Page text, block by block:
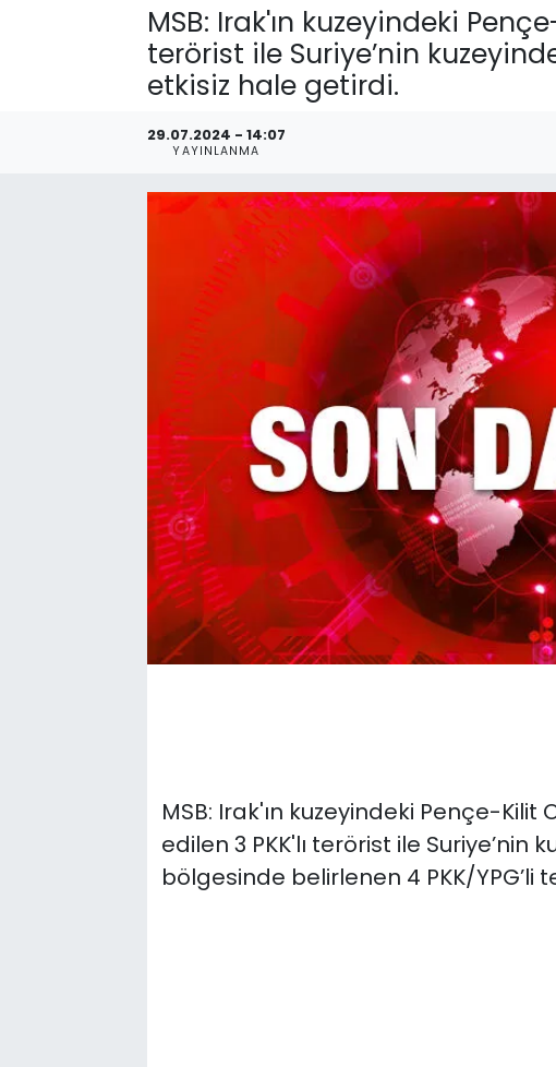
MSB: Irak'ın kuzeyindeki
terörist ile Suriye’nin
etkisiz hale getirdi.
29.07.2024 - 14:07
YAYINLANMA
MSB: Irak'ın kuzeyindeki Pençe-
edilen 3 PKK'lı terörist ile Suriye’nin
bölgesinde belirlenen 4 PKK/YPG’li